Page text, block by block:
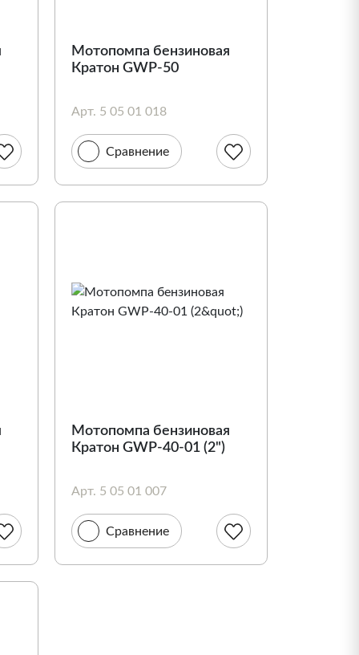
Мотопомпа бензиновая
Кратон GWP-50
Арт. 5 05 01 018
Сравнение
Мотопомпа бензиновая
Кратон GWP-40-01 (2")
Арт. 5 05 01 007
Сравнение